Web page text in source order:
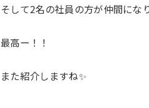
そして2名の社員の方が仲間にな
最高ー！！
また紹介しますね✨